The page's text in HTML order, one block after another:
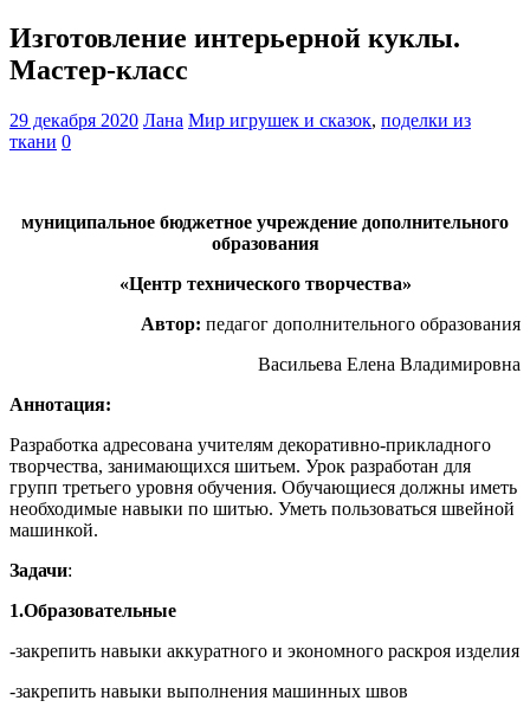
Изготовление интерьерной куклы.
Мастер-класс
29 декабря 2020 Лана Мир игрушек и сказок, поделки из
ткани 0
муниципальное бюджетное учреждение дополнительного
образования
«Центр технического творчества»
Автор: педагог дополнительного образования
Васильева Елена Владимировна
Аннотация:
Разработка адресована учителям декоративно-прикладного
творчества, занимающихся шитьем. Урок разработан для
групп третьего уровня обучения. Обучающиеся должны иметь
необходимые навыки по шитью. Уметь пользоваться швейной
машинкой.
Задачи:
1.Образовательные
-закрепить навыки аккуратного и экономного раскроя изделия
-закрепить навыки выполнения машинных швов